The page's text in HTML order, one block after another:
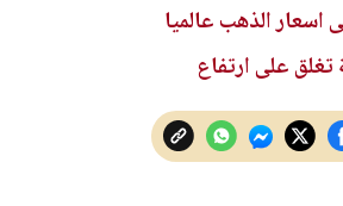
اسعار الذهب عالميا
تغلق على ارتفاع